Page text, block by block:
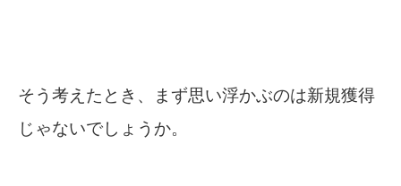
そう考えたとき、まず思い浮かぶのは新規獲得
じゃないでしょうか。